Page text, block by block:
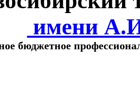
имени
бюджетное